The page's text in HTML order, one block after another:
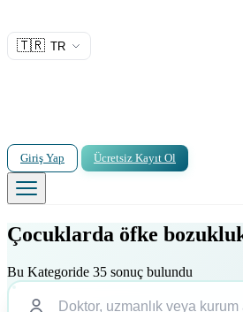
🇹🇷 TR
Giriş Yap Ücretsiz Kayıt Ol
Çocuklarda öfke
Bu Kategoride 35 sonuç bulundu